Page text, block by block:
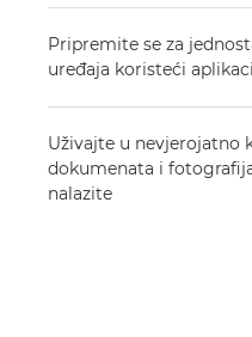
Pripremite se za
uređaja koristeći
Uživajte u nevjerojatno
dokumenata i
nalazite